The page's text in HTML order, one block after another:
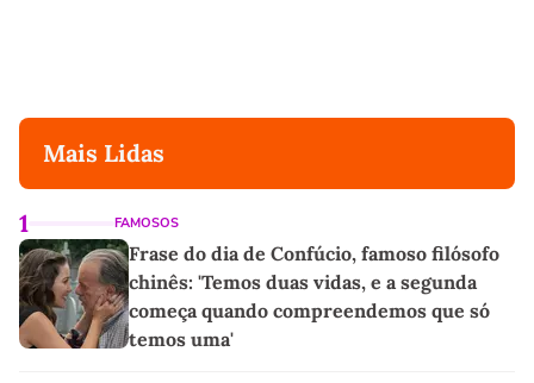
Mais Lidas
1 FAMOSOS
Frase do dia de Confúcio, famoso filósofo
chinês: 'Temos duas vidas, e a segunda
começa quando compreendemos que só
temos uma'